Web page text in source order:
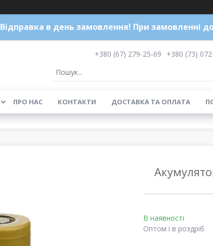
Відправка в день замовлення! При замовленні
+380 (67) 279-25-69
+380 (73)
ПРО НАС КОНТАКТИ ДОСТАВКА ТА ОПЛАТА
В наявності
Оптом і в роздріб